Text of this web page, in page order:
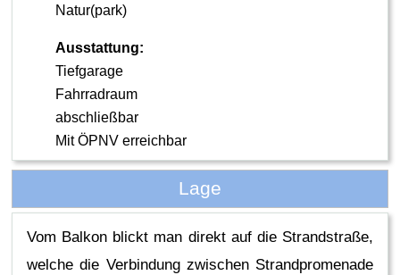
Natur(park)
Ausstattung:
Tiefgarage
Fahrradraum
abschließbar
Mit ÖPNV erreichbar
Lage
Vom Balkon blickt man direkt auf die Strandstraße,
welche die Verbindung zwischen Strandpromenade